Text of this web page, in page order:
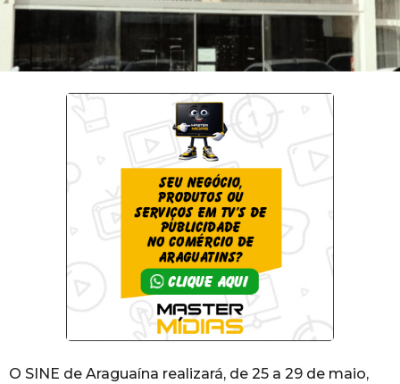
O SINE de Araguaína realizará, de 25 a 29 de maio,